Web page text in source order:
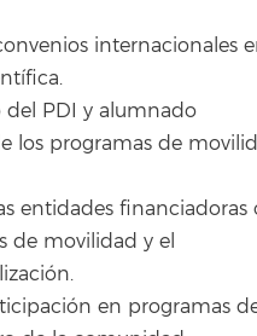
internacionales
del PDI y alumnado
los programas de
entidades financiadoras
de movilidad y el
en programas